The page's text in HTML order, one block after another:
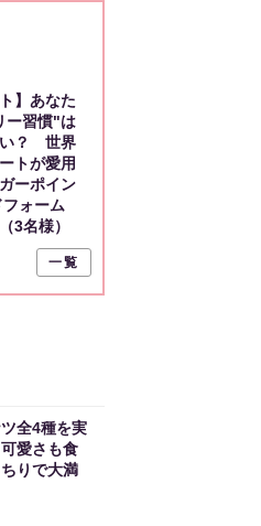
】あなた
ー習慣"は
い？ 世界
トが愛用
ーポイン
フォーム
3名様）
一覧
全4種を実
愛さも食
りで大満